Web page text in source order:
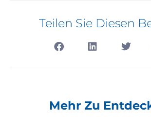
Teilen Sie Diesen
Mehr Zu